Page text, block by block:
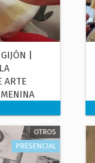
|
ARTE
OTROS
PRESENCIAL